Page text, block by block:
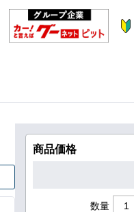
商品価格
数量